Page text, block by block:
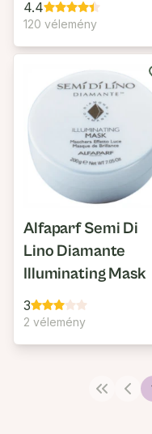
4.4
120 vélemény
Alfaparf Semi Di
Lino Diamante
Illuminating Mask
3
2 vélemény